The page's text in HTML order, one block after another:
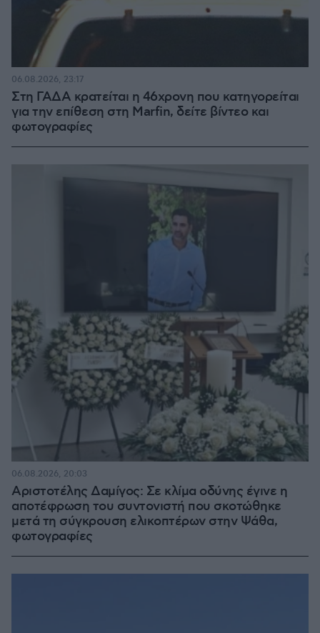
Στη ΓΑΔΑ κρατείται η 46χρονη που κατηγορείται
για την επίθεση στη Marfin, δείτε βίντεο και
φωτογραφίες
06.08.2026, 23:17
Αριστοτέλης Δαμίγος: Σε κλίμα οδύνης έγινε η
αποτέφρωση του συντονιστή που σκοτώθηκε
μετά τη σύγκρουση ελικοπτέρων στην Ψάθα,
φωτογραφίες
06.08.2026, 20:03